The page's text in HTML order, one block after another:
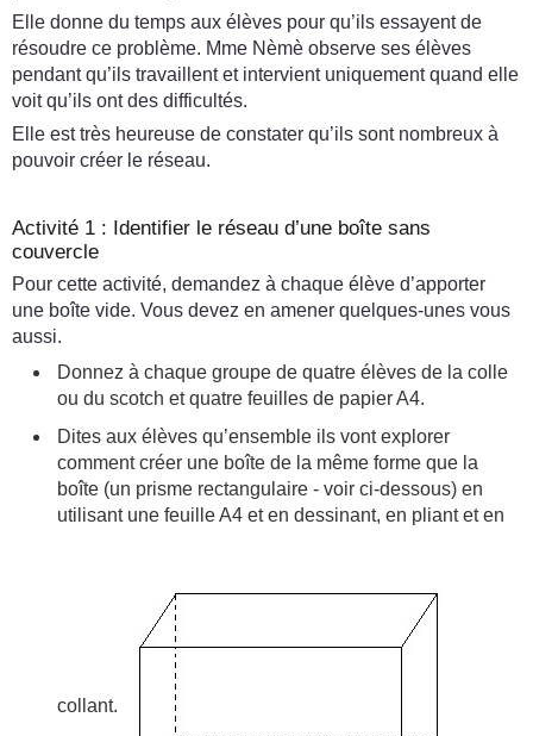
Elle donne du temps aux élèves pour qu’ils essayent de
résoudre ce problème. Mme Nèmè observe ses élèves
pendant qu’ils travaillent et intervient uniquement quand elle
voit qu’ils ont des difficultés.
Elle est très heureuse de constater qu’ils sont nombreux à
pouvoir créer le réseau.
Activité 1 : Identifier le réseau d’une boîte sans
couvercle
Pour cette activité, demandez à chaque élève d’apporter
une boîte vide. Vous devez en amener quelques-unes vous
aussi.
Donnez à chaque groupe de quatre élèves de la colle
ou du scotch et quatre feuilles de papier A4.
Dites aux élèves qu’ensemble ils vont explorer
comment créer une boîte de la même forme que la
boîte (un prisme rectangulaire - voir ci-dessous) en
utilisant une feuille A4 et en dessinant, en pliant et en
collant.